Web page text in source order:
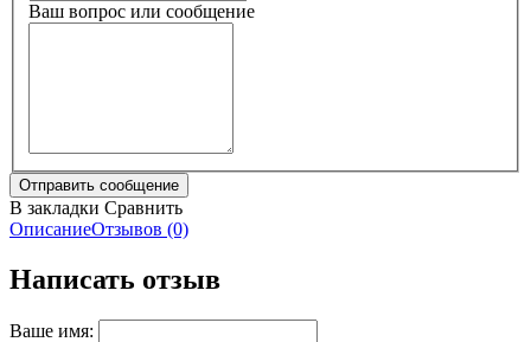
Ваш вопрос или сообщение
В закладки Сравнить
ОписаниеОтзывов (0)
Написать отзыв
Ваше имя: